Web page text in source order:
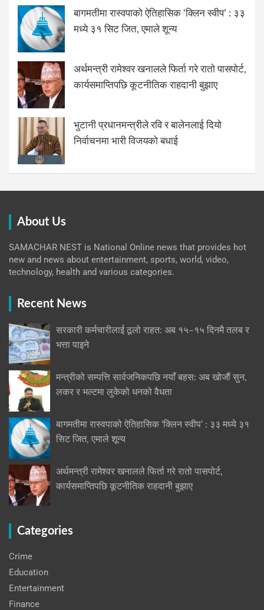
बागमतीमा रास्वपाको ऐतिहासिक ‘क्लिन स्वीप’ : ३३
मध्ये ३१ सिट जित, एमाले शून्य
अर्थमन्त्री रामेश्वर खनालले फिर्ता गरे रातो पासपोर्ट,
कार्यसमाप्तिपछि कूटनीतिक राहदानी बुझाए
भुटानी प्रधानमन्त्रीले रवि र बालेनलाई दियो
निर्वाचनमा भारी विजयको बधाई
About Us
SAMACHAR NEST is National Online news that provides hot
new and news about entertainment, sports, world, video,
technology, health and various categories.
Recent News
सरकारी कर्मचारीलाई ठूलो राहत: अब १५–१५ दिनमै तलब र
भत्ता पाइने
मन्त्रीको सम्पत्ति सार्वजनिकपछि नयाँ बहस: अब खोजौं सुन,
लकर र भल्टमा लुकेको धनको वैधता
बागमतीमा रास्वपाको ऐतिहासिक ‘क्लिन स्वीप’ : ३३ मध्ये ३१
सिट जित, एमाले शून्य
अर्थमन्त्री रामेश्वर खनालले फिर्ता गरे रातो पासपोर्ट,
कार्यसमाप्तिपछि कूटनीतिक राहदानी बुझाए
Categories
Crime
Education
Entertainment
Finance